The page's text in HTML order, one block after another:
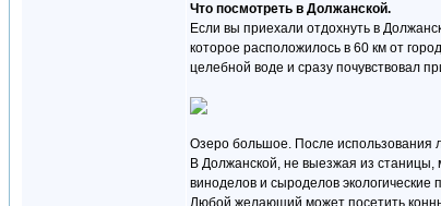
Что посмотреть в Должанской.
Если вы приехали отдохнуть в
которое расположилось в 60 км от
целебной воде и сразу почувствовал
Озеро большое. После использования
В Должанской, не выезжая из
виноделов и сыроделов экологические
Любой желающий может посетить